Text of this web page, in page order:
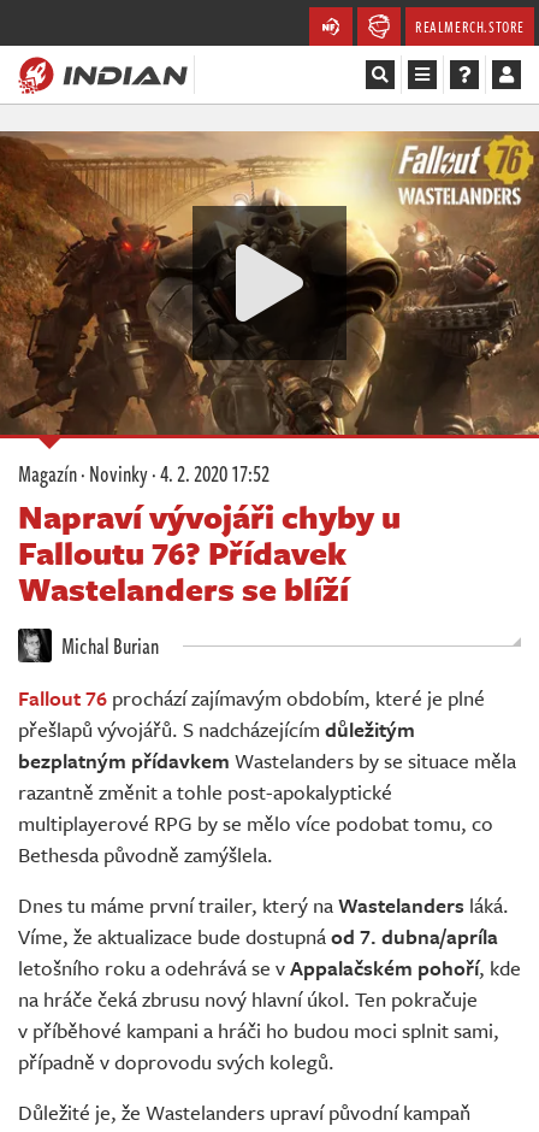
REALMERCH.STORE
Magazín
Recenze
Videa
Soutěže
Databáze
Komunita
Redakce
Živě
Magazín·Novinky·4. 2. 2020 17:52
Napraví vývojáři chyby u
Falloutu 76? Přídavek
Wastelanders se blíží
Michal Burian
Fallout 76 prochází zajímavým obdobím, které je plné
přešlapů vývojářů. S nadcházejícím důležitým
bezplatným přídavkem Wastelanders by se situace měla
razantně změnit a tohle post-apokalyptické
multiplayerové RPG by se mělo více podobat tomu, co
Bethesda původně zamýšlela.
Dnes tu máme první trailer, který naWastelanders láká.
Víme, že aktualizace bude dostupnáod 7. dubna/apríla
letošního roku a odehrává se vAppalačském pohoří, kde
na hráče čeká zbrusu nový hlavní úkol. Ten pokračuje
v příběhové kampani a hráči ho budou moci splnit sami,
případně v doprovodu svých kolegů.
Důležité je, že Wastelanders upraví původní kampaň